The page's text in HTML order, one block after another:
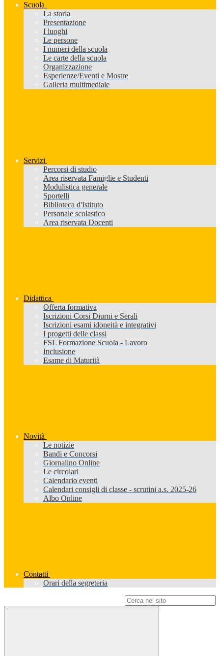
Scuola
La storia
Presentazione
I luoghi
Le persone
I numeri della scuola
Le carte della scuola
Organizzazione
Esperienze/Eventi e Mostre
Galleria multimediale
Servizi
Percorsi di studio
Area riservata Famiglie e Studenti
Modulistica generale
Sportelli
Biblioteca d'Istituto
Personale scolastico
Area riservata Docenti
Didattica
Offerta formativa
Iscrizioni Corsi Diurni e Serali
Iscrizioni esami idoneità e integrativi
I progetti delle classi
FSL Formazione Scuola - Lavoro
Inclusione
Esame di Maturità
Novità
Le notizie
Bandi e Concorsi
Giornalino Online
Le circolari
Calendario eventi
Calendari consigli di classe - scrutini a.s. 2025-26
Albo Online
Contatti
Orari della segreteria